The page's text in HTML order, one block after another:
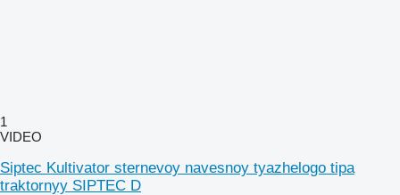
1
VIDEO
Siptec Kultivator sternevoy navesnoy tyazhelogo tipa
traktornyy SIPTEC D